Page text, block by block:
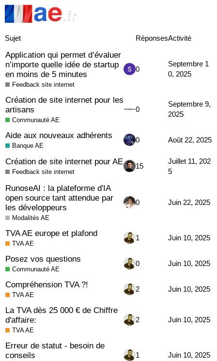
Sujet RéponsesActivité
Application qui permet d’évaluer
n’importe quelle idée de startup
en moins de 5 minutes
Feedback site internet
0
Septembre 1
0, 2025
Création de site internet pour les
artisans
Communauté AE
0
Septembre 9,
2025
Aide aux nouveaux adhérents
Banque AE
0 Août 22, 2025
Création de site internet pour AE
Feedback site internet
15
Juillet 11, 202
5
RunoseAI : la plateforme d'IA
open source tant attendue par
les développeurs
Modalités AE
0 Juin 22, 2025
TVA AE europe et plafond
TVA AE
1 Juin 10, 2025
Posez vos questions
Communauté AE
0 Juin 10, 2025
Compréhension TVA ?!
TVA AE
2 Juin 10, 2025
La TVA dès 25 000 € de Chiffre
d'affaire:
TVA AE
2 Juin 10, 2025
Erreur de statut - besoin de
conseils
1 Juin 10, 2025